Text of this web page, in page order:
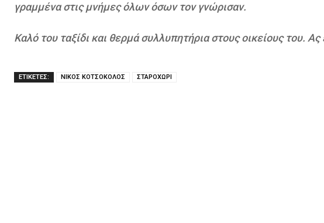
γραμμένα στις μνήμες όλων όσων τον γνώρισαν.
Καλό του ταξίδι και θερμά συλλυπητήρια στους οικείους του.
ΕΤΙΚΕΤΕΣ: ΝΙΚΟΣ ΚΟΤΣΟΚΟΛΟΣ ΣΤΑΡΟΧΩΡΙ